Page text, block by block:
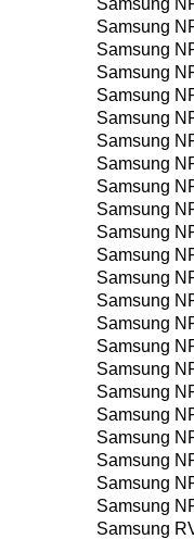
Samsung
Samsung
Samsung
Samsung
Samsung
Samsung
Samsung
Samsung
Samsung
Samsung
Samsung
Samsung
Samsung
Samsung
Samsung
Samsung
Samsung
Samsung
Samsung
Samsung
Samsung
Samsung
Samsung
Samsung